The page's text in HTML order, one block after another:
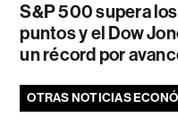
S&P 500 supera
puntos y el Dow
un récord por
OTRAS NOTICIAS